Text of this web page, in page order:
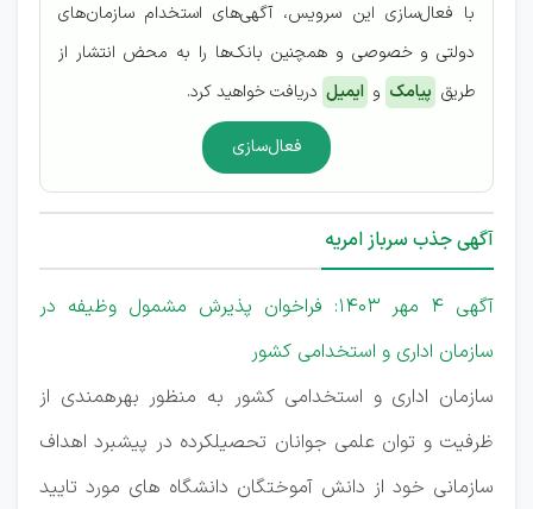
با فعال‌سازی این سرویس، آگهی‌های استخدام سازمان‌های
دولتی و خصوصی و همچنین بانک‌ها را به محض انتشار از
طریق پیامک و ایمیل دریافت خواهید کرد.
فعال‌سازی
آگهی جذب سرباز امریه
آگهی 4 مهر 1403: فراخوان پذیرش مشمول وظیفه در
سازمان اداری و استخدامی كشور
سازمان اداری و استخدامی کشور به منظور بهره­مندی از
ظرفیت و توان علمی جوانان تحصیلکرده در پیشبرد اهداف
سازمانی خود از دانش ­آموختگان دانشگاه ­های مورد تایید